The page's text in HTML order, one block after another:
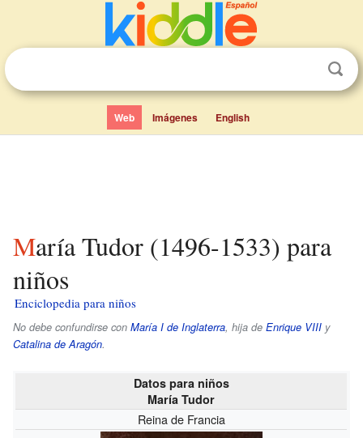
Web Imágenes English
María Tudor (1496-1533) para
niños
Enciclopedia para niños
No debe confundirse con María I de Inglaterra, hija de Enrique VIII y
Catalina de Aragón.
Datos para niños
María Tudor
Reina de Francia